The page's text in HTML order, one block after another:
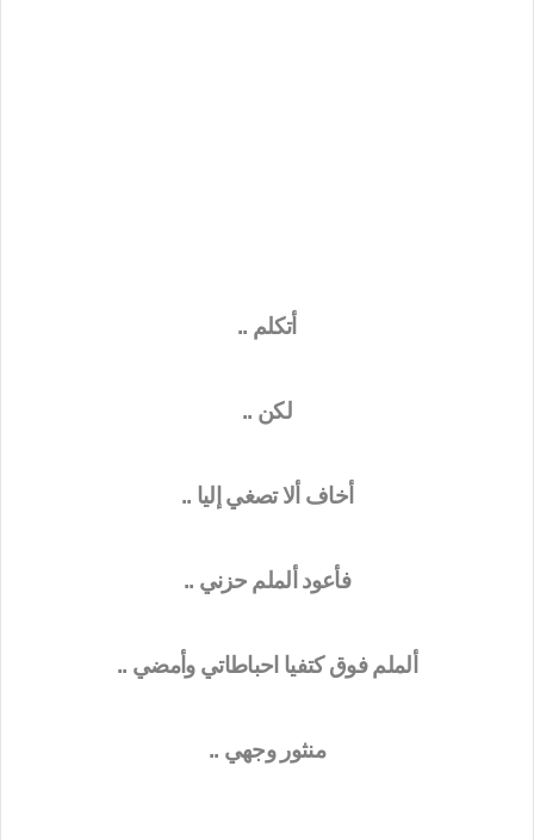
أتكلم ..
لكن ..
أخاف ألا تصغي إليا ..
فأعود ألملم حزني ..
ألملم فوق كتفيا احباطاتي وأمضي ..
منثور وجهي ..